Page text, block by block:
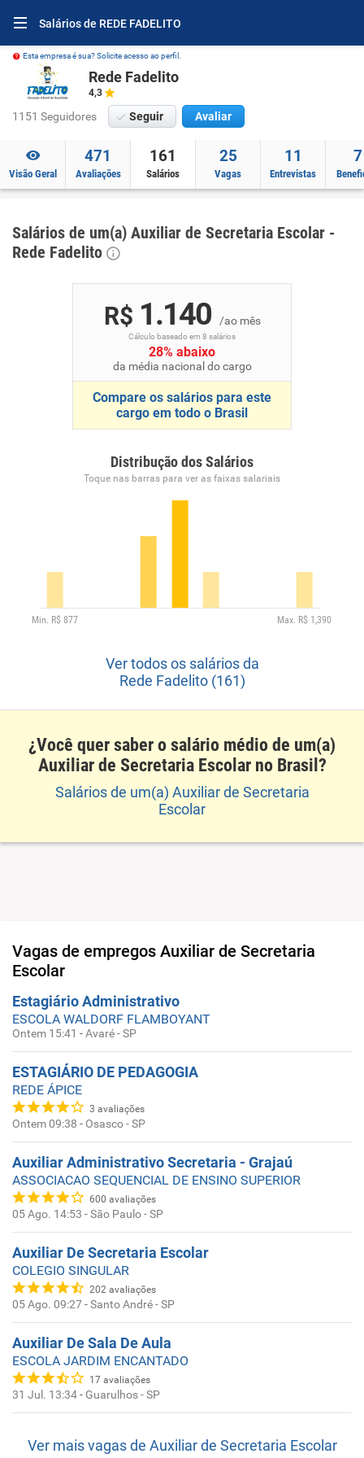
Salários de REDE FADELITO
Esta empresa é sua? Solicite acesso ao perfil.
Rede Fadelito
4,3
1151 Seguidores Seguir Avaliar
Visão Geral
471
Avaliações
161
Salários
25
Vagas
11
Entrevistas
7
Salários de um(a) Auxiliar de Secretaria Escolar -
Rede Fadelito
R$ 1.140 /ao mês
Cálculo baseado em 8 salários
28% abaixo
da média nacional do cargo
Compare os salários para este
cargo em todo o Brasil
Distribução dos Salários
Toque nas barras para ver as faixas salariais
Ver todos os salários da
Rede Fadelito (161)
¿Você quer saber o salário médio de um(a)
Auxiliar de Secretaria Escolar no Brasil?
Salários de um(a) Auxiliar de Secretaria
Escolar
Vagas de empregos Auxiliar de Secretaria
Escolar
Estagiário Administrativo
ESCOLA WALDORF FLAMBOYANT
Ontem 15:41 -Avaré - SP
ESTAGIÁRIO DE PEDAGOGIA
REDE ÁPICE
3 avaliações
Ontem 09:38 - Osasco - SP
Auxiliar Administrativo Secretaria - Grajaú
ASSOCIACAO SEQUENCIAL DE ENSINO SUPERIOR
600 avaliações
05 Ago. 14:53 -São Paulo - SP
Auxiliar De Secretaria Escolar
COLEGIO SINGULAR
202 avaliações
05 Ago. 09:27-Santo André - SP
Auxiliar De Sala De Aula
ESCOLA JARDIM ENCANTADO
17 avaliações
31 Jul. 13:34- Guarulhos - SP
Ver mais vagas de Auxiliar de Secretaria Escolar